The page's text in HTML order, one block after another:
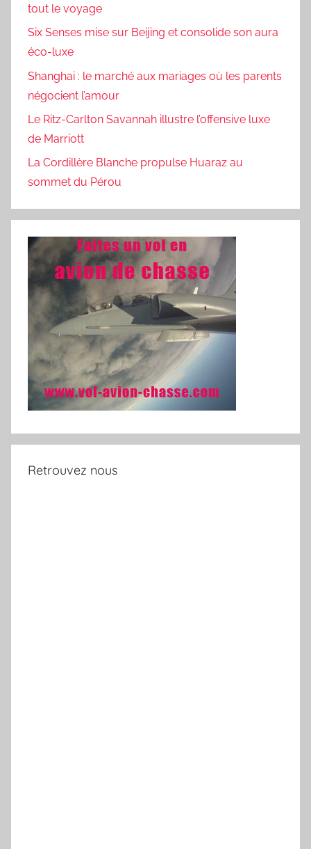
tout le voyage
Six Senses mise sur Beijing et consolide son aura
éco-luxe
Shanghai : le marché aux mariages où les parents
négocient l’amour
Le Ritz-Carlton Savannah illustre l’offensive luxe
de Marriott
La Cordillère Blanche propulse Huaraz au
sommet du Pérou
Retrouvez nous